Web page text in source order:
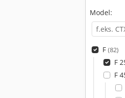
Model:
F (82)
F
F